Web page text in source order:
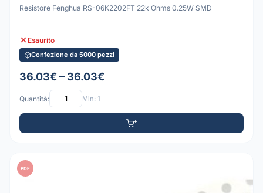
Resistore Fenghua RS-06K2202FT 22k Ohms 0.25W SMD
Esaurito
Confezione da 5000 pezzi
36.03€ – 36.03€
Quantità: Min: 1
PDF